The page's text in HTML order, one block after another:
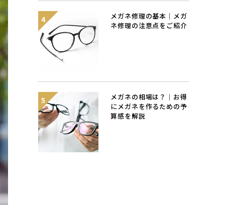
メガネ修理の基本｜メガ
ネ修理の注意点をご紹介
メガネの相場は？｜お得
にメガネを作るための予
算感を解説